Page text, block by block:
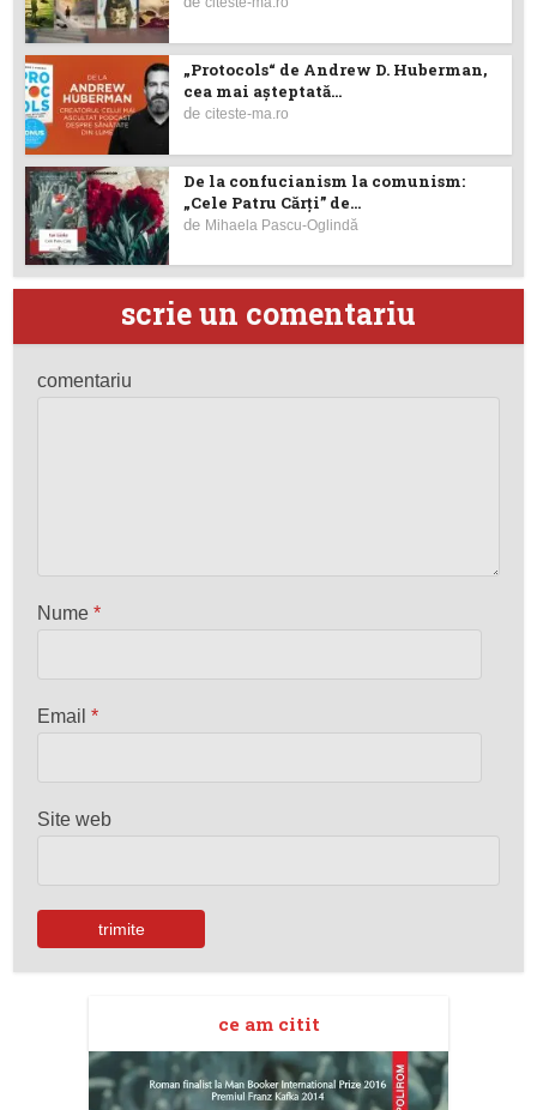
„Protocols“ de Andrew D. Huberman,
cea mai așteptată...
deciteste-ma.ro
De la confucianism la comunism:
„Cele Patru Cărți” de...
de Mihaela Pascu-Oglindă
scrie un comentariu
comentariu
Nume*
Email*
Site web
ce am citit